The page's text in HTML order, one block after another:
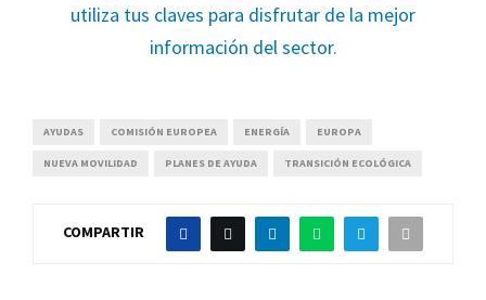
utiliza tus claves para disfrutar de la mejor
información del sector.
AYUDAS COMISIÓN EUROPEA ENERGÍA EUROPA
NUEVA MOVILIDAD PLANES DE AYUDA TRANSICIÓN ECOLÓGICA
COMPARTIR